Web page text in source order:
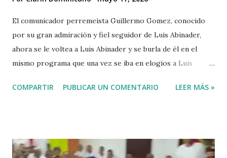
El comunicador perremeísta Guillermo Gomez, conocido
por su gran admiración y fiel seguidor de Luis Abinader,
ahora se le voltea a Luis Abinader y se burla de él en el
mismo programa que una vez se iba en elogios a Luis
COMPARTIR PUBLICAR UN COMENTARIO LEER MÁS »